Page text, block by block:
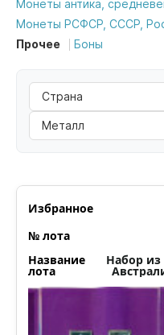
Монеты антика,
Монеты РСФСР, СССР,
Прочее
Боны
Страна
Металл
Набор из